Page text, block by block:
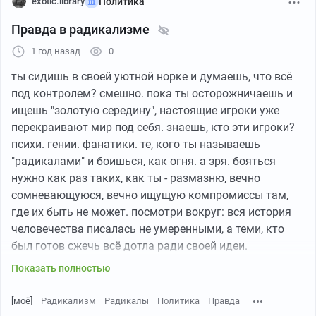
Запад должен быть уничтожен, чтобы движение
выжило»
Он добавил о реакции общества:
«Левые и радикальные исламисты воспринимают
вашу вежливость как РАЗРЕШЕНИЕ ПРОДОЛЖАТЬ.
Настаивать сильнее. Молчаливое большинство не
хочет обижать... поэтому тихая пустота звучит очень
похоже на „консенсус“, и они переписывают правила
соответственно».
Перевод с английского
ИСТОЧНИК
ИСТОЧНИК
///
⁃ «Правый сектор»; «Азов» — запрещены в России.
Правда в радикализме
1 год назад 0
ты сидишь в своей уютной норке и думаешь, что всё
под контролем? смешно. пока ты осторожничаешь и
ищешь "золотую середину", настоящие игроки уже
перекраивают мир под себя. знаешь, кто эти игроки?
психи. гении. фанатики. те, кого ты называешь
"радикалами" и боишься, как огня. а зря. бояться
нужно как раз таких, как ты - размазню, вечно
сомневающуюся, вечно ищущую компромиссы там,
где их быть не может. посмотри вокруг: вся история
человечества писалась не умеренными, а теми, кто
был готов сжечь всё дотла ради своей идеи.
христианство? радикалы, пошедшие против римской
вызов церкви. все великие изменения - от
Показать полностью
[моё] Радикализм Радикалы Политика Правда